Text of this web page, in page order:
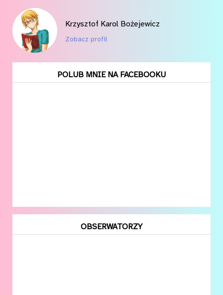
Krzysztof Karol Bożejewicz
Zobacz profil
POLUB MNIE NA FACEBOOKU
OBSERWATORZY